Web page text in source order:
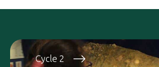
Cycle 2